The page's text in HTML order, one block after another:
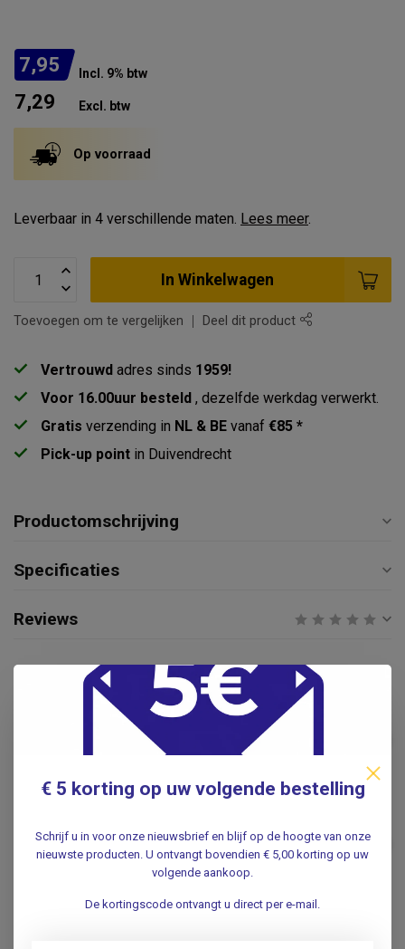
7,95 Incl. 9% btw
7,29 Excl. btw
Op voorraad
Leverbaar in 4 verschillende maten. Lees meer.
In Winkelwagen
Toevoegen om te vergelijken Deel dit product
Vertrouwd adres sinds 1959!
Voor 16.00uur besteld , dezelfde werkdag verwerkt.
Gratis verzending in NL & BE vanaf €85 *
Pick-up point in Duivendrecht
Productomschrijving
Specificaties
Reviews
Gerelateerde producten
Omnistrips wondhechtstrips
3mmx76mm (10x5 strips)
.
Hartmann Omnistrips
wondhechtstrips 6mmx38mm
(10x3 strips)
€5,95
€ 5 korting op uw volgende bestelling
Schrijf u in voor onze nieuwsbrief en blijf op de hoogte van onze
nieuwste producten. U ontvangt bovendien € 5,00 korting op uw
volgende aankoop.
De kortingscode ontvangt u direct per e-mail.